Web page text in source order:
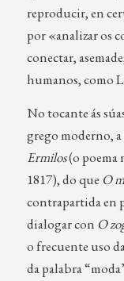
reproducir, en
por «analizar os
conectar,
humanos, como
No tocante ás
grego moderno, a
Ermilos(o poema
1817), do que O
contrapartida en
dialogar con O
o frecuente uso
da palabra